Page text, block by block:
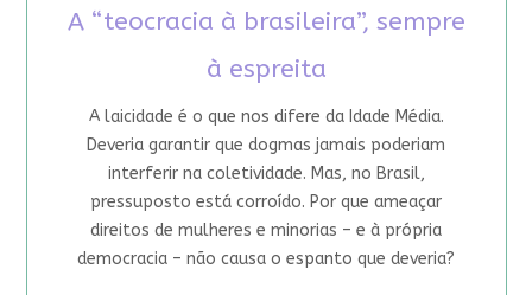
A “teocracia à brasileira”, sempre
à espreita
A laicidade é o que nos difere da Idade Média.
Deveria garantir que dogmas jamais poderiam
interferir na coletividade. Mas, no Brasil,
pressuposto está corroído. Por que ameaçar
direitos de mulheres e minorias – e à própria
democracia – não causa o espanto que deveria?